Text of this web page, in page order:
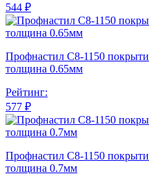
544 ₽
Профнастил С8-1150
толщина 0.65мм
Рейтинг:
577 ₽
Профнастил С8-1150
толщина 0.7мм